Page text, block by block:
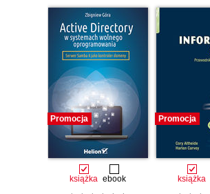
Promocja
książka ebook
Promocja
książka